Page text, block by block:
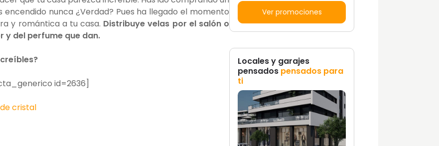
nunca ¿Verdad? Pues ha llegado el momento
y romántica a tu casa. Distribuye velas por el salón o
y del perfume que dan.
id=2636]
cristal
Ver promociones
Locales y garajes
pensados pensados para
ti